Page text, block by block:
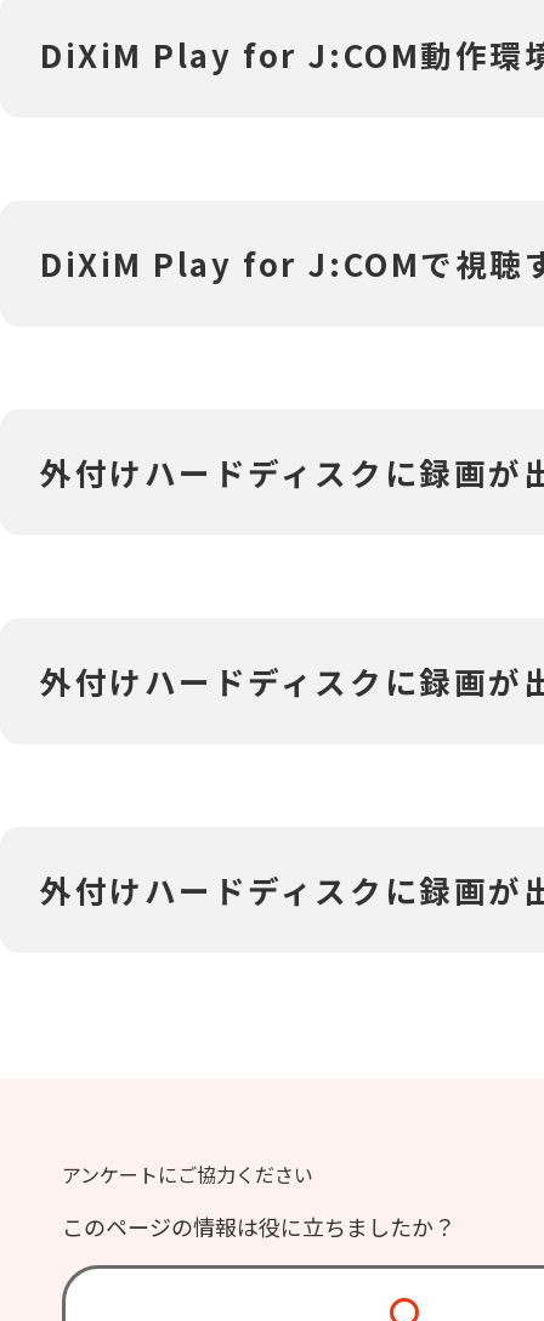
‎‎DiXiM Play for J:COM動作環
‎‎DiXiM Play for J:COMで視聴
外付けハードディスクに録画が
外付けハードディスクに録画が
外付けハードディスクに録画
アンケートにご協力ください
このページの情報は役に立ちましたか？